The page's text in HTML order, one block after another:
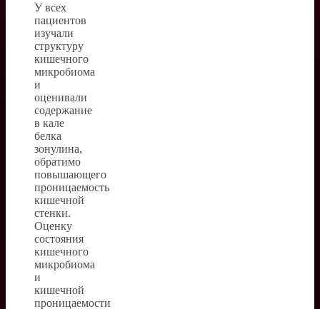
У всех
пациентов
изучали
структуру
кишечного
микробиома
и
оценивали
содержание
в кале
белка
зонулина,
обратимо
повышающего
проницаемость
кишечной
стенки.
Оценку
состояния
кишечного
микробиома
и
кишечной
проницаемости